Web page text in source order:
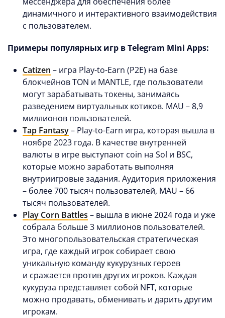
динамичного и интерактивного взаимодействия
с пользователем.
Примеры популярных игр в Telegram Mini Apps:
Catizen – игра Play-to-Earn (P2E) на базе
блокчейнов TON и MANTLE, где пользователи
могут зарабатывать токены, занимаясь
разведением виртуальных котиков. MAU – 8,9
миллионов пользователей.
Tap Fantasy– Play-to-Earn игра, которая вышла в
ноябре 2023 года. В качестве внутренней
валюты в игре выступают coin на Sol и BSC,
которые можно заработать выполняя
внутриигровые задания. Аудитория приложения
– более 700 тысяч пользователей, MAU – 66
тысяч пользователей.
Play Corn Battles – вышла в июне 2024 года и уже
собрала больше 3 миллионов пользователей.
Это многопользовательская стратегическая
игра, где каждый игрок собирает свою
уникальную команду кукурузных героев
и сражается против других игроков. Каждая
кукуруза представляет собой NFT, которые
можно продавать, обменивать и дарить другим
игрокам.